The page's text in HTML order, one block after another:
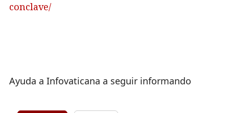
conclave/
Ayuda a Infovaticana a seguir informando